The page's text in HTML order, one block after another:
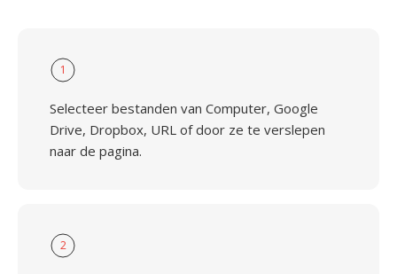
1
Selecteer bestanden van Computer, Google
Drive, Dropbox, URL of door ze te verslepen
naar de pagina.
2